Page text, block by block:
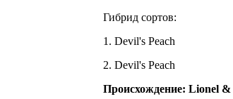
Гибрид сортов:
1. Devil's Peach
2. Devil's Peach
Происхождение: Lionel